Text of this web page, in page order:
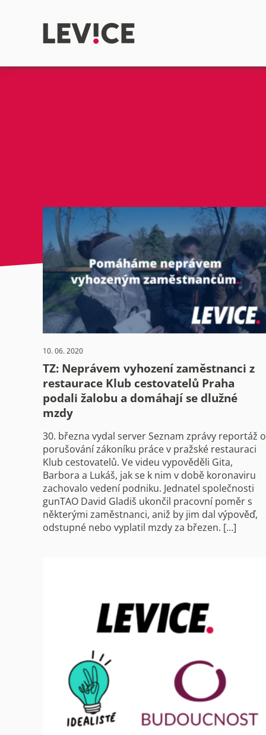
10. 06. 2020
TZ: Neprávem vyhození zaměstnanci z
restaurace Klub cestovatelů Praha
podali žalobu a domáhají se dlužné
mzdy
30. března vydal server Seznam zprávy reportáž o
porušování zákoníku práce v pražské restauraci
Klub cestovatelů. Ve videu vypověděli Gita,
Barbora a Lukáš, jak se k nim v době koronaviru
zachovalo vedení podniku. Jednatel společnosti
gunTAO David Gladiš ukončil pracovní poměr s
některými zaměstnanci, aniž by jim dal výpověď,
odstupné nebo vyplatil mzdy za březen. […]